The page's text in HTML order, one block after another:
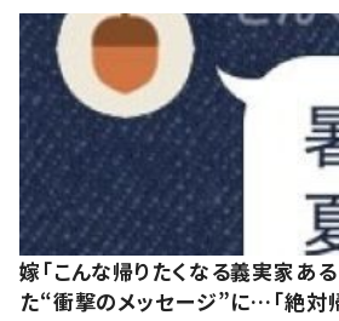
嫁「こんな帰りたくなる義実家ある
た“衝撃のメッセージ”に…「絶対